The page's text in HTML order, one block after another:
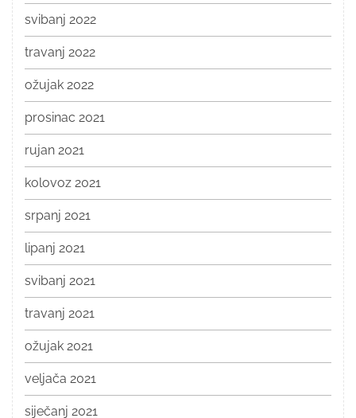
svibanj 2022
travanj 2022
ožujak 2022
prosinac 2021
rujan 2021
kolovoz 2021
srpanj 2021
lipanj 2021
svibanj 2021
travanj 2021
ožujak 2021
veljača 2021
siječanj 2021